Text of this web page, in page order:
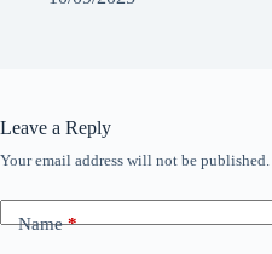
Leave a Reply
Your email address will not be published.
Name*